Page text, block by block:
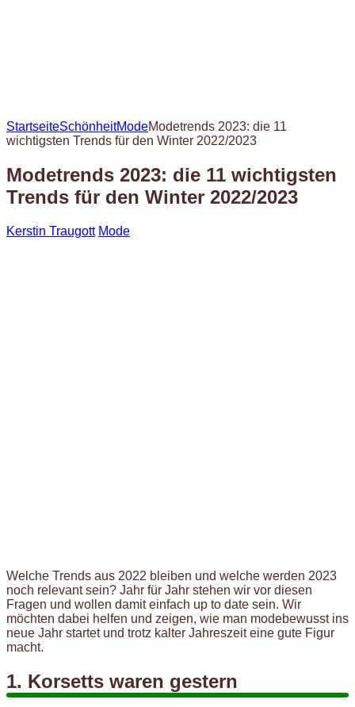
StartseiteSchönheitModeModetrends 2023: die 11
wichtigsten Trends für den Winter 2022/2023
Modetrends 2023: die 11 wichtigsten
Trends für den Winter 2022/2023
Kerstin Traugott Mode
Welche Trends aus 2022 bleiben und welche werden 2023
noch relevant sein? Jahr für Jahr stehen wir vor diesen
Fragen und wollen damit einfach up to date sein. Wir
möchten dabei helfen und zeigen, wie man modebewusst ins
neue Jahr startet und trotz kalter Jahreszeit eine gute Figur
macht.
1. Korsetts waren gestern